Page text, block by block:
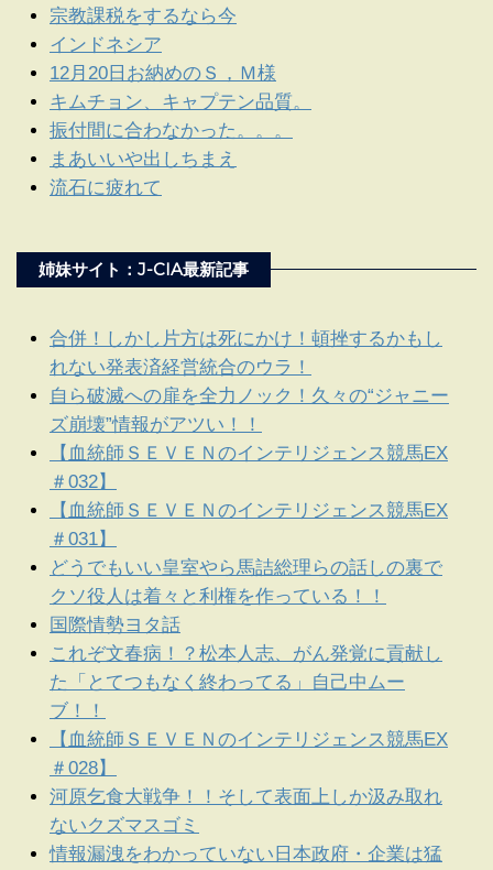
宗教課税をするなら今
インドネシア
12月20日お納めのＳ，Ｍ様
キムチョン、キャプテン品質。
振付間に合わなかった。。。
まあいいや出しちまえ
流石に疲れて
姉妹サイト：J-CIA最新記事
合併！しかし片方は死にかけ！頓挫するかもし
れない発表済経営統合のウラ！
自ら破滅への扉を全力ノック！久々の“ジャニー
ズ崩壊”情報がアツい！！
【血統師ＳＥＶＥＮのインテリジェンス競馬EX
＃032】
【血統師ＳＥＶＥＮのインテリジェンス競馬EX
＃031】
どうでもいい皇室やら馬詰総理らの話しの裏で
クソ役人は着々と利権を作っている！！
国際情勢ヨタ話
これぞ文春病！？松本人志、がん発覚に貢献し
た「とてつもなく終わってる」自己中ムー
ブ！！
【血統師ＳＥＶＥＮのインテリジェンス競馬EX
＃028】
河原乞食大戦争！！そして表面上しか汲み取れ
ないクズマスゴミ
情報漏洩をわかっていない日本政府・企業は猛